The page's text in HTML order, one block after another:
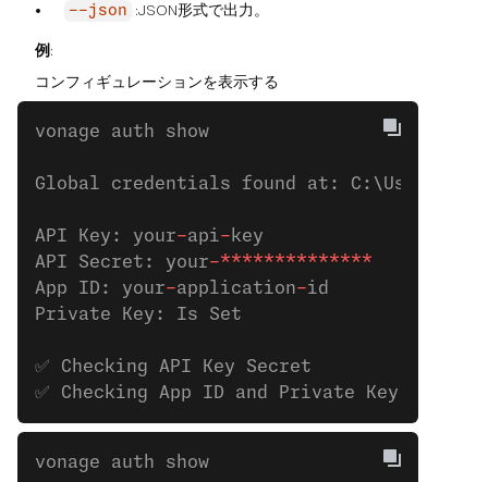
--json :JSON形式で出力。
例:
コンフィギュレーションを表示する
vonage auth show
Global credentials found at:
API Key: your-api- key
API Secret: your-**************
App ID: your-application-id
Private Key: Is Set
✅ Checking API Key Secret
✅ Checking App ID and Private Key
vonage auth show